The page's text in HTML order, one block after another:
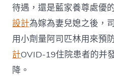
待遇，還是藍家養尊處優
設計為嫁為妻兒媳之後，
用小劑量阿司匹林用來預
計OVID-19住院患者的并
降。